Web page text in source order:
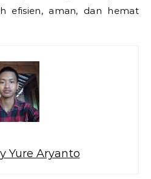
efisien, aman, dan hemat
Yure Aryanto